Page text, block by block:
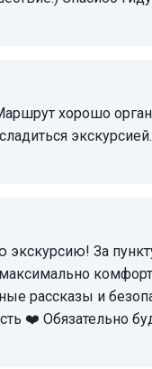
рассказы и
❤️ Обязательно